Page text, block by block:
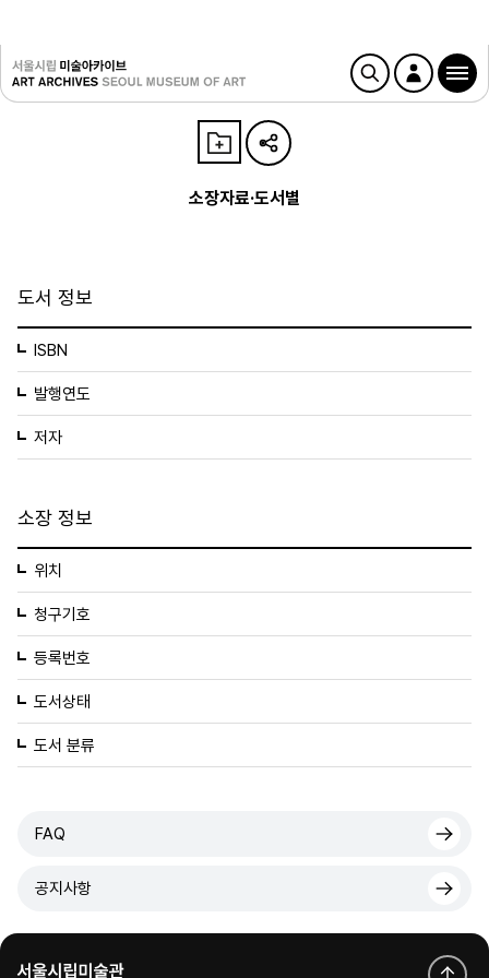
소장자료·도서별
도서 정보
ISBN
발행연도
저자
소장 정보
위치
청구기호
등록번호
도서상태
도서 분류
FAQ
공지사항